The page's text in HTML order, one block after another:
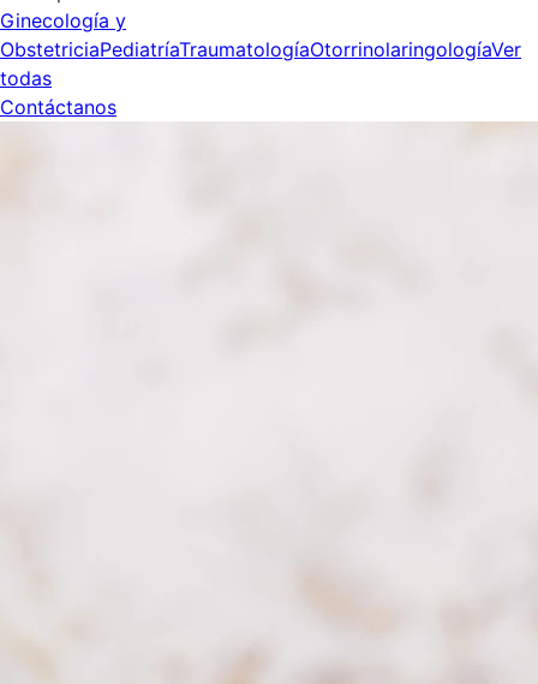
Ginecología y
ObstetriciaPediatríaTraumatologíaOtorrinolaringologíaVer
todas
Contáctanos